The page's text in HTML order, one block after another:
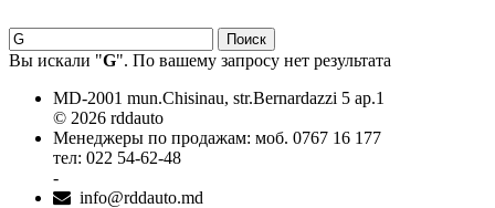
Вы искали "G". По вашему запросу нет результата
MD-2001 mun.Chisinau, str.Bernardazzi 5 ap.1
© 2026 rddauto
Менеджеры по продажам: моб. 0767 16 177
тел: 022 54-62-48
-
info@rddauto.md